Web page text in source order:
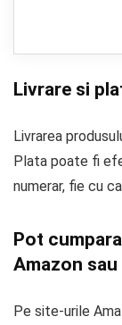
Livrare si
Livrarea
Plata poate fi
numerar, fie cu
Pot
Amazon sau
Pe site-urile